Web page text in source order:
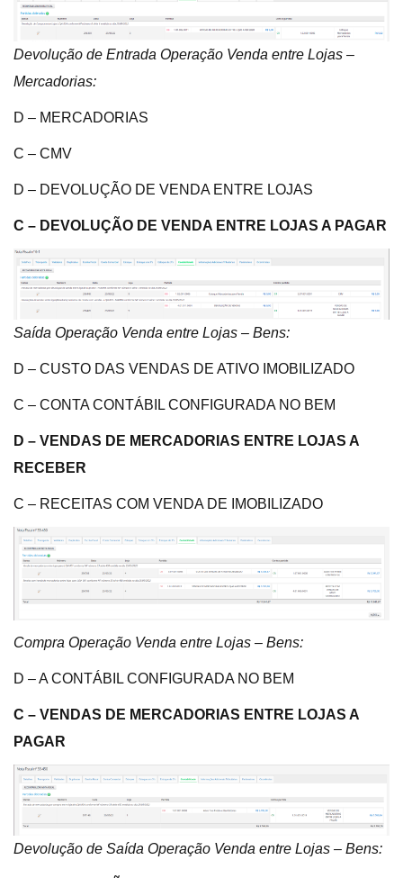
Devolução de Entrada Operação Venda entre Lojas –
Mercadorias:
D – MERCADORIAS
C – CMV
D – DEVOLUÇÃO DE VENDA ENTRE LOJAS
C – DEVOLUÇÃO DE VENDA ENTRE LOJAS A PAGAR
Saída Operação Venda entre Lojas – Bens:
D – CUSTO DAS VENDAS DE ATIVO IMOBILIZADO
C – CONTA CONTÁBIL CONFIGURADA NO BEM
D – VENDAS DE MERCADORIAS ENTRE LOJAS A
RECEBER
C – RECEITAS COM VENDA DE IMOBILIZADO
Compra Operação Venda entre Lojas – Bens:
D – A CONTÁBIL CONFIGURADA NO BEM
C – VENDAS DE MERCADORIAS ENTRE LOJAS A
PAGAR
Devolução de Saída Operação Venda entre Lojas – Bens: